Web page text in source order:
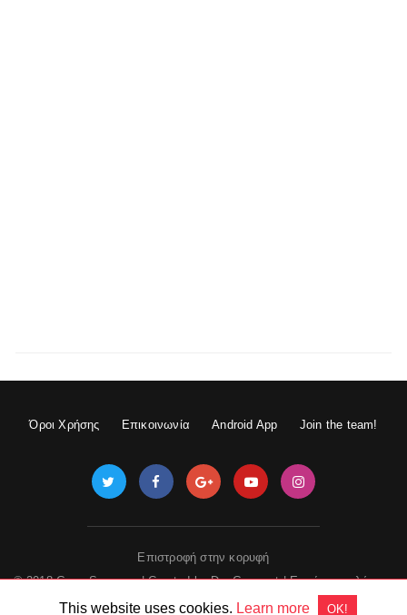
Όροι Χρήσης Επικοινωνία Android App Join the team!
Επιστροφή στην κορυφή
© 2018 GameSpace.gr | Created byDevGuru.net|Εμφάνιση πλήρους
This website uses cookies. Learn more OK!